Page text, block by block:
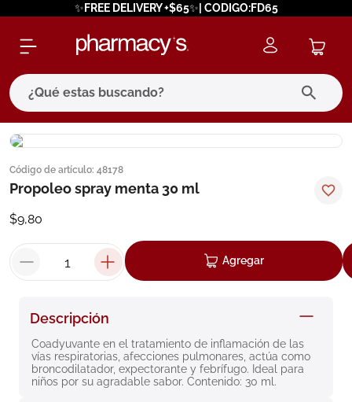
✨FREE DELIVERY +$65✨| CODIGO:FD65
¿Qué estas buscando?
Código de artículo: 48178
Propoleo spray menta 30 ml
$9,80
Agregar
Descripción
Coadyuvante en el tratamiento de inflamación de las
vías respiratorias, afecciones pulmonares, actúa como
broncodilatador, expectorante y febrífugo. Ideal para
niños por su agradable sabor. Contenido: 30 ml.
términos más buscados
1. eucerin
protector solar
pilexil
5. cerave
6 degraler
7. isdin
8. roche posay